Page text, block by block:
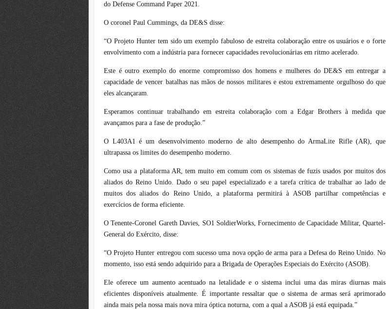
do Defense Command Paper 2021.
O coronel Paul Cummings, da DE&S disse:
“O Projeto Hunter tem sido um exemplo fabuloso de estreita colaboração entre os usuários e o forte
envolvimento com a indústria para fornecer capacidades revolucionárias em ritmo acelerado.
Este é outro exemplo do enorme compromisso dos homens e mulheres do DE&S em entregar a
capacidade de vencer batalhas nas mãos de nossos militares e estou extremamente orgulhoso do que
eles alcançaram.
Esperamos continuar trabalhando em estreita colaboração com a Edgar Brothers à medida que
avançamos para a fase de produção.”
O L403A1 é um desenvolvimento moderno de alto desempenho do ArmaLite Rifle (AR), que
ultrapassa os limites do desempenho moderno.
Como usa a plataforma AR, tem muito em comum com os sistemas de fuzis usados por muitos dos
aliados do Reino Unido. Dado o seu papel especializado e a tarefa crítica de trabalhar ao lado de
muitos dos aliados do Reino Unido, a plataforma permitirá à ASOB partilhar competências e
exercícios de forma eficiente.
O Tenente-Coronel Gareth Davies, SO1 SoldierWorks, Fornecimento de Capacidade Militar, Quartel-
General do Exército, disse:
“O Projeto Hunter entregou com sucesso uma nova opção de arma para a Defesa do Reino Unido. No
momento, isso está sendo adquirido para a Brigada de Operações Especiais do Exército (ASOB).
Ele oferece um aumento acentuado na letalidade e o sistema inclui uma das miras diurnas mais
eficientes disponíveis atualmente. É importante ressaltar que o sistema de armas será aprimorado
ainda mais pela nossa mais nova mira óptica noturna, com a qual a ASOB já está equipada.”